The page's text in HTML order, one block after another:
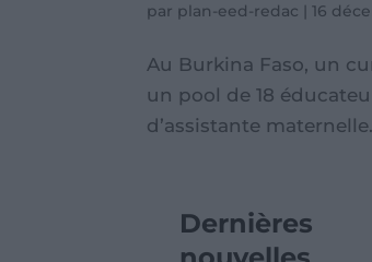
par plan-eed-redac |16
Au Burkina Faso, un
un pool de 18
d’assistante
Dernières